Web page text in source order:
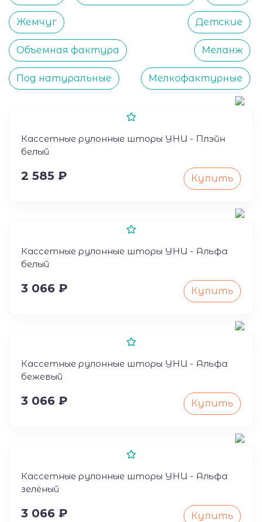
Жемчуг Детские
Объемная фактура Меланж
Под натуральные Мелкофактурные
50
Кассетные рулонные шторы УНИ - Плэйн
белый
2 585 ₽ Купить
50
Кассетные рулонные шторы УНИ - Альфа
белый
3 066 ₽ Купить
50
Кассетные рулонные шторы УНИ - Альфа
бежевый
3 066 ₽ Купить
50
Кассетные рулонные шторы УНИ - Альфа
зелёный
3 066 ₽ Купить